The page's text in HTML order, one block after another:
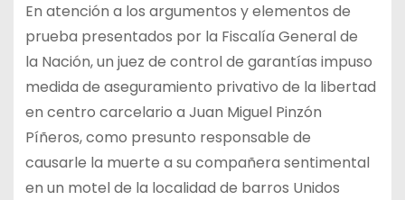
En atención a los argumentos y elementos de
prueba presentados por la Fiscalía General de
la Nación, un juez de control de garantías impuso
medida de aseguramiento privativo de la libertad
en centro carcelario a Juan Miguel Pinzón
Píñeros, como presunto responsable de
causarle la muerte a su compañera sentimental
en un motel de la localidad de barros Unidos